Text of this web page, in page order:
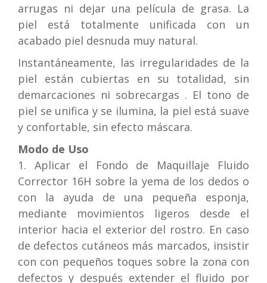
arrugas ni dejar una película de grasa. La
piel está totalmente unificada con un
acabado piel desnuda muy natural.
Instantáneamente, las irregularidades de la
piel están cubiertas en su totalidad, sin
demarcaciones ni sobrecargas . El tono de
piel se unifica y se ilumina, la piel está suave
y confortable, sin efecto máscara.
Modo de Uso
1. Aplicar el Fondo de Maquillaje Fluido
Corrector 16H sobre la yema de los dedos o
con la ayuda de una pequeña esponja,
mediante movimientos ligeros desde el
interior hacia el exterior del rostro. En caso
de defectos cutáneos más marcados, insistir
con con pequeños toques sobre la zona con
defectos y después extender el fluido por